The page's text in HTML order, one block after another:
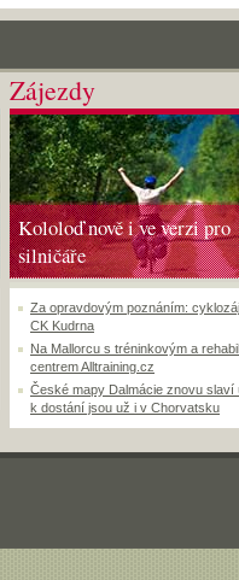
Zájezdy
Kololoď nově i ve verzi pro
silničáře
Za opravdovým poznáním:
CK Kudrna
Na Mallorcu s tréninkovým a
centrem Alltraining.cz
České mapy Dalmácie znovu slaví
k dostání jsou už i v Chorvatsku